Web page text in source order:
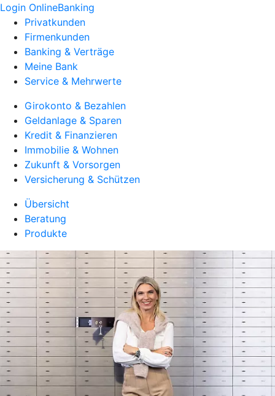
Login OnlineBanking
Privatkunden
Firmenkunden
Banking & Verträge
Meine Bank
Service & Mehrwerte
Girokonto & Bezahlen
Geldanlage & Sparen
Kredit & Finanzieren
Immobilie & Wohnen
Zukunft & Vorsorgen
Versicherung & Schützen
Übersicht
Beratung
Produkte